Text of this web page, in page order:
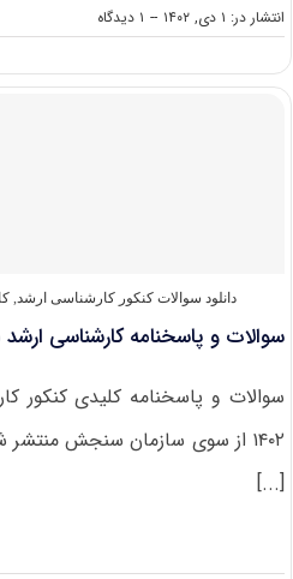
انتشار در: ۱ دی, ۱۴۰۲ -- ۱ دیدگاه
on
سوالات
پاسخنامه
دانلود سوالات کنکور کارشناسی ارشد,
سوالات و پاسخنامه کارشناسی ارشد
سوالات و پاسخنامه کلیدی کنکور
۱۴۰۲ از سوی سازمان سنجش
[...]